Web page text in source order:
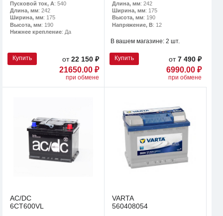
Пусковой ток, А: 540
Длина, мм: 242
Ширина, мм: 175
Высота, мм: 190
Нижнее крепление: Да
Купить от22 150 ₽
21650.00 ₽
при обмене
Длина, мм: 242
Ширина, мм: 175
Высота, мм: 190
Напряжение, В: 12
В вашем магазине: 2 шт.
Купить от7 490 ₽
6990.00 ₽
при обмене
AC/DC
6CT600VL
VARTA
560408054